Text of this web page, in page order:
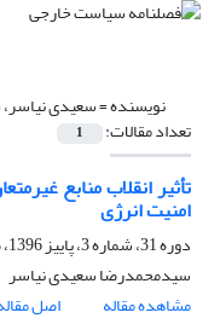
نویسنده =سعیدی
تعداد مقالات: 1
تأثیر انقلاب منابع
امنیت انرژی
دوره 31، شماره 3، پاییز 1396، صفحه
سیدمحمدرضا سعیدی نیاسر
مشاهده مقاله
اصل